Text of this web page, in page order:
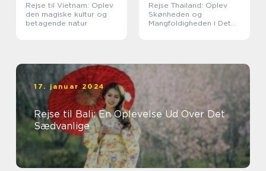
Rejse til Vietnam: Oplev
den magiske kultur og
betagende natur
Rejse Thailand: Oplev
Skønheden og
Mangfoldigheden i Det
17. januar 2024
Rejse til Bali: En Oplevelse Ud Over Det
Sædvanlige